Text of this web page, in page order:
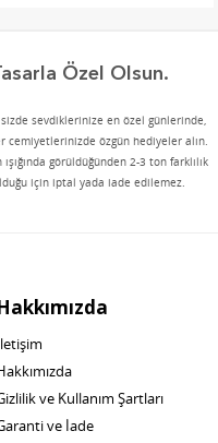
Özel Olsun.
sevdiklerinize en özel günlerinde,
cemiyetlerinizde özgün hediyeler alın.
görüldüğünden 2-3 ton farklılık
için iptal yada iade edilemez.
ve Kullanım Şartları
ve İade